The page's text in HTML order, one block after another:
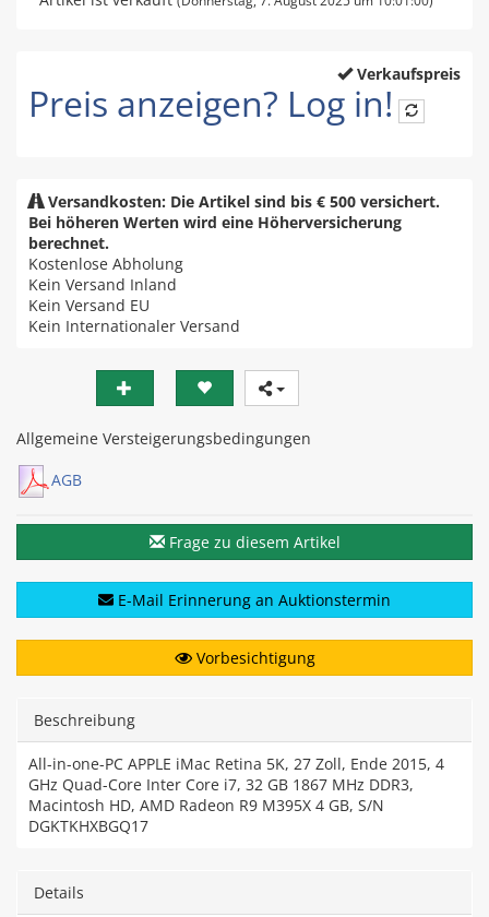
Verkaufspreis
Preis anzeigen? Log in!
Versandkosten: Die Artikel sind bis € 500 versichert.
Bei höheren Werten wird eine Höherversicherung
berechnet.
Kostenlose Abholung
Kein Versand Inland
Kein Versand EU
Kein Internationaler Versand
Allgemeine Versteigerungsbedingungen
AGB
Frage zu diesem Artikel
E-Mail Erinnerung an Auktionstermin
Vorbesichtigung
Beschreibung
All-in-one-PC APPLE iMac Retina 5K, 27 Zoll, Ende 2015, 4
GHz Quad-Core Inter Core i7, 32 GB 1867 MHz DDR3,
Macintosh HD, AMD Radeon R9 M395X 4 GB, S/N
DGKTKHXBGQ17
Details